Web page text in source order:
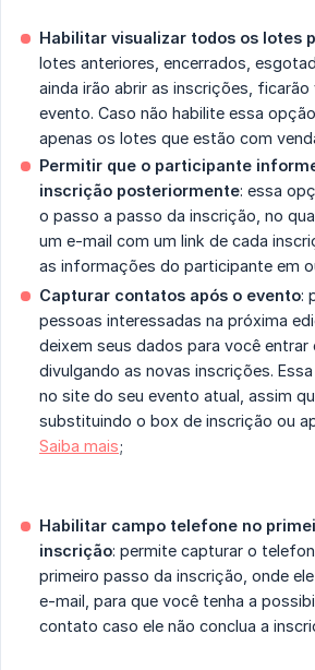
Habilitar visualizar todos os lotes
lotes anteriores, encerrados,
ainda irão abrir as inscrições,
evento. Caso não habilite essa
apenas os lotes que estão com
Permitir que o participante
inscrição posteriormente: essa
o passo a passo da inscrição, no
um e-mail com um link de cada
as informações do participante em
Capturar contatos após o evento:
pessoas interessadas na próxima
deixem seus dados para você
divulgando as novas inscrições.
no site do seu evento atual, assim
substituindo o box de inscrição ou
Saiba mais;
Habilitar campo telefone no
inscrição: permite capturar o
primeiro passo da inscrição, onde
e-mail, para que você tenha a
contato caso ele não conclua a